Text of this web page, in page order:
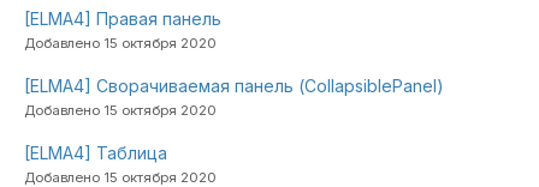
[ELMA4] Правая панель
Добавлено 15 октября 2020
[ELMA4] Сворачиваемая панель (CollapsiblePanel)
Добавлено 15 октября 2020
[ELMA4] Таблица
Добавлено 15 октября 2020